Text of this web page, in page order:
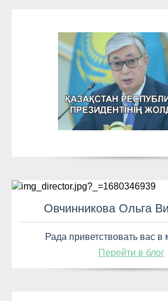
Овчинникова Ольга
Рада приветствовать вас в
Перейти в блог